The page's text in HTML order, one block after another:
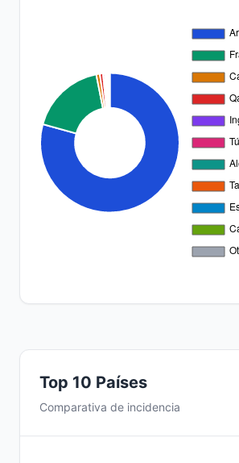
Top 10 Países
Comparativa de incidencia